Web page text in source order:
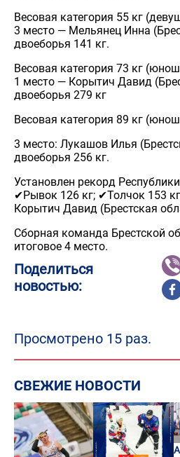
Весовая категория 55 кг
3 место — Мельянец Инна
двоеборья 141 кг.
Весовая категория 73 кг
1 место — Корытич Давид
двоеборья 279 кг
Весовая категория 89 кг
3 место: Лукашов Илья
двоеборья 256 кг.
Установлен рекорд
✔Рывок 126 кг; ✔Толчок 153
Корытич Давид (Брестская
Сборная команда Брестской
итоговое 4 место.
Поделиться
новостью:
Просмотрено 15 раз.
СВЕЖИЕ НОВОСТИ